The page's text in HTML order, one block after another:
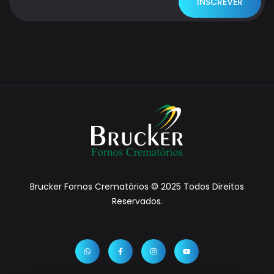
Brucker Fornos Crematórios © 2025 Todos Direitos
Reservados.